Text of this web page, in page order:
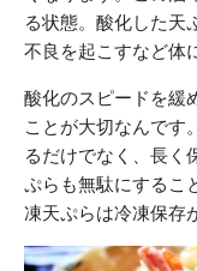
る状態。酸化した天
不良を起こすなど体
酸化のスピードを緩
ことが大切なんです
るだけでなく、長く
ぷらも無駄にするこ
凍天ぷらは冷凍保存